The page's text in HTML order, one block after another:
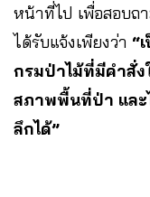
หน้าที่ไป เพื่อสอบถ
ได้รับแจ้งเพียงว่า “
กรมป่าไม้ที่มีคำสั่ง
สภาพพื้นที่ป่า และ
ลึกได้”